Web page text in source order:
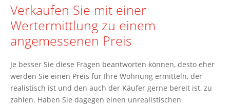
Verkaufen Sie mit einer
Wertermittlung zu einem
angemessenen Preis
Je besser Sie diese Fragen beantworten können, desto eher
werden Sie einen Preis für Ihre Wohnung ermitteln, der
realistisch ist und den auch der Käufer gerne bereit ist, zu
zahlen. Haben Sie dagegen einen unrealistischen